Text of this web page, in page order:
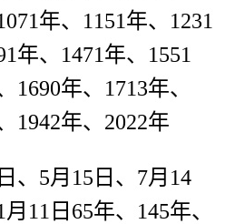
年、1151年、1231
年、1471年、1551
年、1713年、
1942年、2022年
、5月15日、7月14
11日65年、145年、